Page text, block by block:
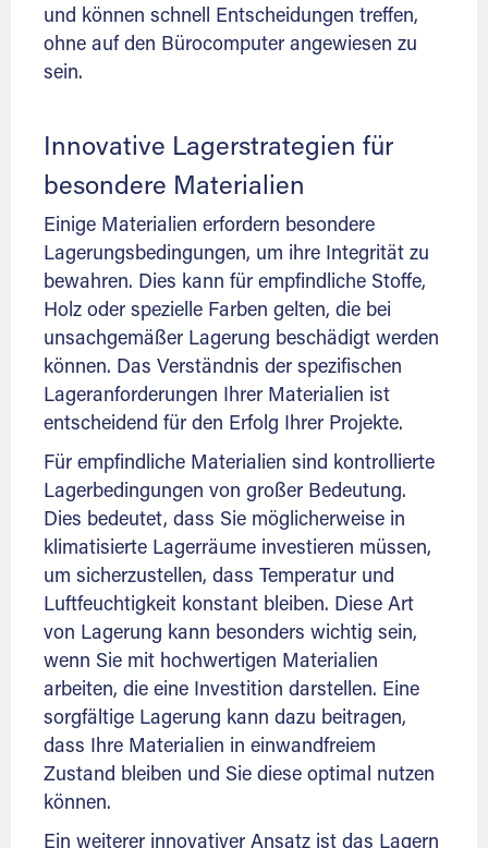
und können schnell Entscheidungen treffen,
ohne auf den Bürocomputer angewiesen zu
sein.
Innovative Lagerstrategien für
besondere Materialien
Einige Materialien erfordern besondere
Lagerungsbedingungen, um ihre Integrität zu
bewahren. Dies kann für empfindliche Stoffe,
Holz oder spezielle Farben gelten, die bei
unsachgemäßer Lagerung beschädigt werden
können. Das Verständnis der spezifischen
Lageranforderungen Ihrer Materialien ist
entscheidend für den Erfolg Ihrer Projekte.
Für empfindliche Materialien sind kontrollierte
Lagerbedingungen von großer Bedeutung.
Dies bedeutet, dass Sie möglicherweise in
klimatisierte Lagerräume investieren müssen,
um sicherzustellen, dass Temperatur und
Luftfeuchtigkeit konstant bleiben. Diese Art
von Lagerung kann besonders wichtig sein,
wenn Sie mit hochwertigen Materialien
arbeiten, die eine Investition darstellen. Eine
sorgfältige Lagerung kann dazu beitragen,
dass Ihre Materialien in einwandfreiem
Zustand bleiben und Sie diese optimal nutzen
können.
Ein weiterer innovativer Ansatz ist das Lagern